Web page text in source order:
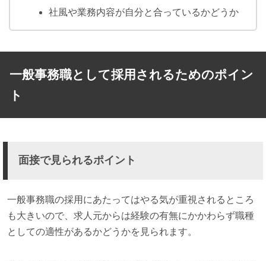
社風や業務内容が自分と合っているかどうか
一般事務職として採用されるためのポイン
ト
面接で見られるポイント
一般事務職の採用にあたってはやる気が重視されるところ
も大きいので、求人元からは経験の有無にかかわらず職種
としての適性があるかどうかを見られます。